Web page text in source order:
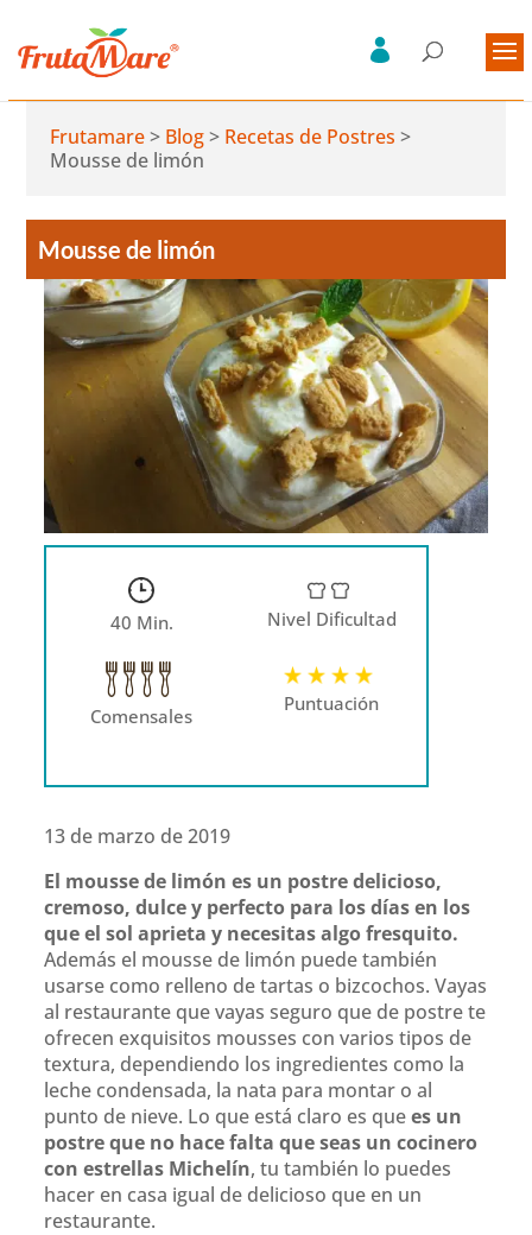
Frutamare> Blog> Recetas de Postres >
Mousse de limón
Mousse de limón
40 Min. Nivel Dificultad
Comensales
Puntuación
13 de marzo de 2019
El mousse de limón es un postre delicioso,
cremoso, dulce y perfecto para los días en los
que el sol aprieta y necesitas algo fresquito.
Además el mousse de limón puede también
usarse como relleno de tartas o bizcochos. Vayas
al restaurante que vayas seguro que de postre te
ofrecen exquisitos mousses con varios tipos de
textura, dependiendo los ingredientes como la
leche condensada, la nata para montar o al
punto de nieve. Lo que está claro es quees un
postre que no hace falta que seas un cocinero
con estrellas Michelín, tu también lo puedes
hacer en casa igual de delicioso que en un
restaurante.